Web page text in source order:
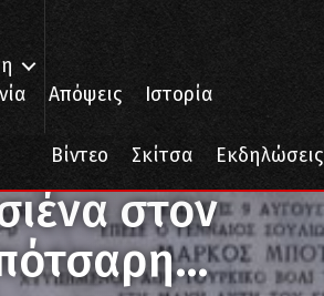
Απόψεις Ιστορία
Βίντεο Σκίτσα Εκδηλώσεις
Μάρκου Μπότσαρη…
στον